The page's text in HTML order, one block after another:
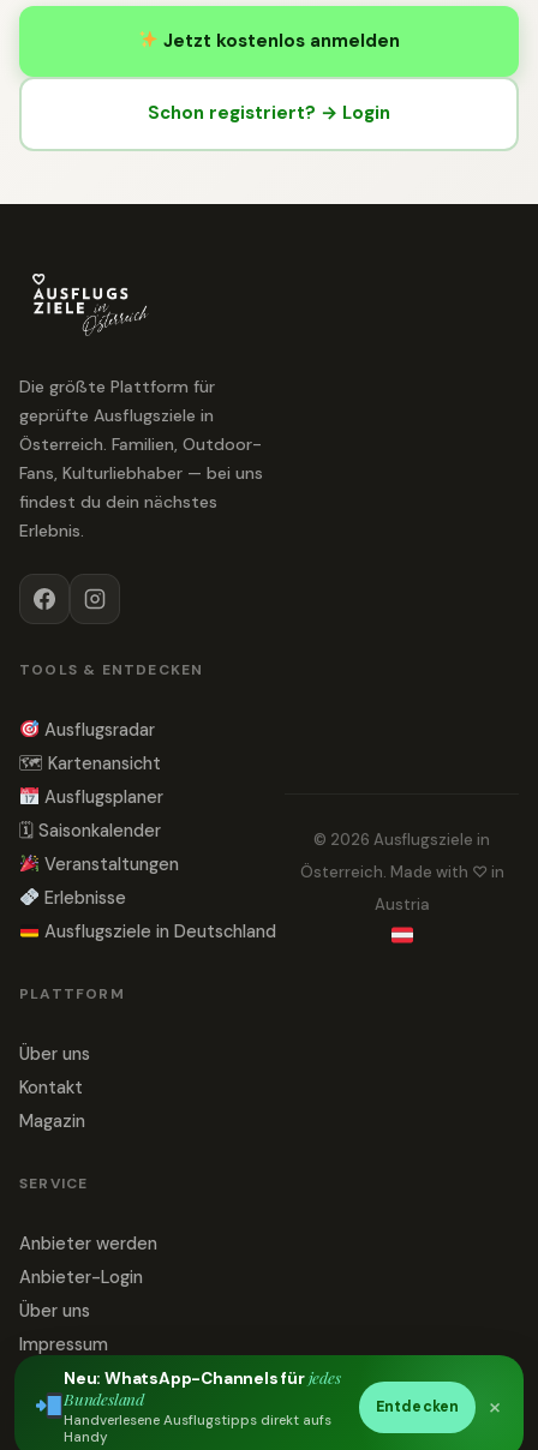
Jetzt kostenlos anmelden
Schon registriert? → Login
Die größte Plattform für
geprüfte Ausflugsziele in
Österreich. Familien, Outdoor-
Fans, Kulturliebhaber — bei uns
findest du dein nächstes
Erlebnis.
TOOLS & ENTDECKEN
Ausflugsradar
🗺 Kartenansicht
Ausflugsplaner
🗓 Saisonkalender
Veranstaltungen
Erlebnisse
Ausflugsziele in Deutschland
PLATTFORM
Über uns
Kontakt
Magazin
SERVICE
Anbieter werden
Anbieter-Login
Über uns
Impressum
Datenschutz
Kontakt
© 2026 Ausflugsziele in
Österreich. Made with ♡ in
Austria
Neu: WhatsApp-Channels fürjedes
Bundesland
Handverlesene Ausflugstipps direkt aufs
Handy
Entdecken ×